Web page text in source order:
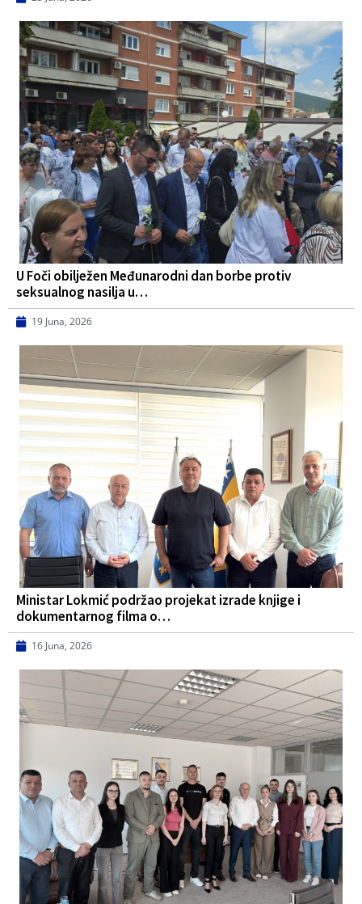
U Foči obilježen Međunarodni dan borbe protiv
seksualnog nasilja u…
19 Juna, 2026
Ministar Lokmić podržao projekat izrade knjige i
dokumentarnog filma o…
16 Juna, 2026